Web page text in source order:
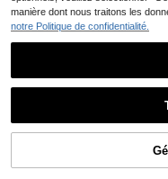
ntractée pour adolescentes,
arine, en maille texturée
roncée, style féerique,
pour l'école et le sport, été
8,20€
manière dont nous traitons les
notre Politique de confidentialité.